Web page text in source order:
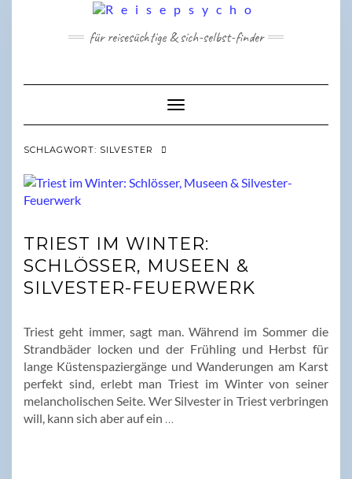
für reisesüchtige & sich-selbst-finder
Toggle Navigation
SCHLAGWORT: SILVESTER
TRIEST IM WINTER:
SCHLÖSSER, MUSEEN &
SILVESTER-FEUERWERK
Triest geht immer, sagt man. Während im Sommer die
Strandbäder locken und der Frühling und Herbst für
lange Küstenspaziergänge und Wanderungen am Karst
perfekt sind, erlebt man Triest im Winter von seiner
melancholischen Seite. Wer Silvester in Triest verbringen
will, kann sich aber auf ein